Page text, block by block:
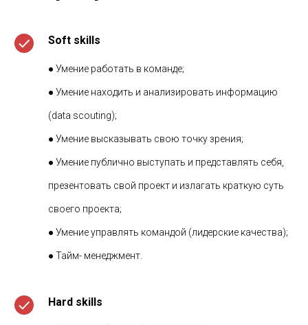
Soft skills
● Умение работать в команде;
● Умение находить и анализировать информацию
(data scouting);
● Умение высказывать свою точку зрения;
● Умение публично выступать и представлять себя,
презентовать свой проект и излагать краткую суть
своего проекта;
● Умение управлять командой (лидерские качества);
● Тайм- менеджмент.
Hard skills